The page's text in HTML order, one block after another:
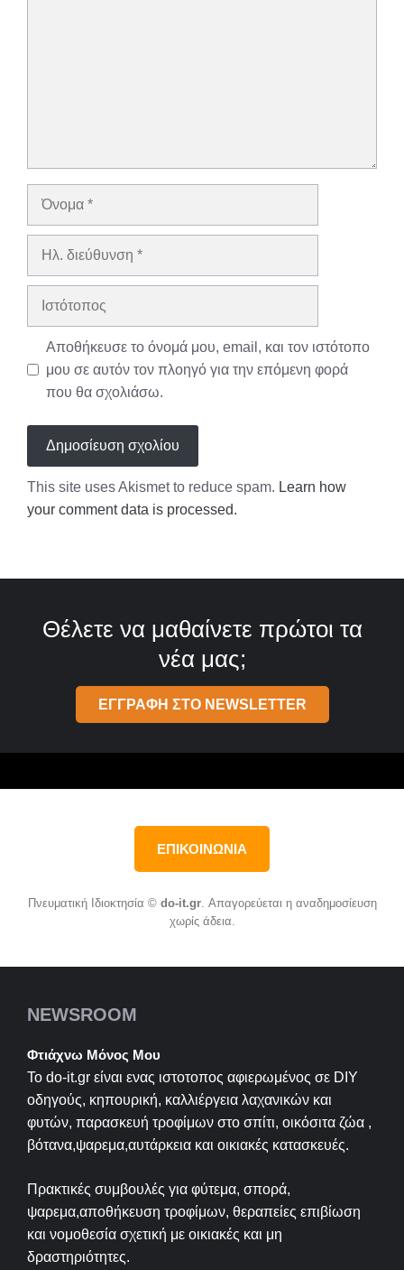
Όνομα
Ηλ.
Ιστότοπος
Αποθήκευσε το όνομά μου, email, και τον ιστότοπο
μου σε αυτόν τον πλοηγό για την επόμενη φορά
που θα σχολιάσω.
This site uses Akismet to reduce spam. Learn how
your comment data is processed.
Θέλετε να μαθαίνετε πρώτοι τα
νέα μας;
ΕΓΓΡΑΦΗ ΣΤΟ NEWSLETTER
ΕΠΙΚΟΙΝΩΝΙΑ
Πνευματική Ιδιοκτησία © do-it.gr. Απαγορεύεται η αναδημοσίευση
χωρίς άδεια.
NEWSROOM
Φτιάχνω Μόνος Μου
Το do-it.gr είναι ενας ιστοτοπος αφιερωμένος σε DIY
οδηγούς, κηπουρική, καλλιέργεια λαχανικών και
φυτών, παρασκευή τροφίμων στο σπίτι, οικόσιτα ζώα ,
βότανα,ψαρεμα,αυτάρκεια και οικιακές κατασκευές.
Πρακτικές συμβουλές για φύτεμα, σπορά,
ψαρεμα,αποθήκευση τροφίμων, θεραπείες επιβίωση
και νομοθεσία σχετική με οικιακές και μη
δραστηριότητες.